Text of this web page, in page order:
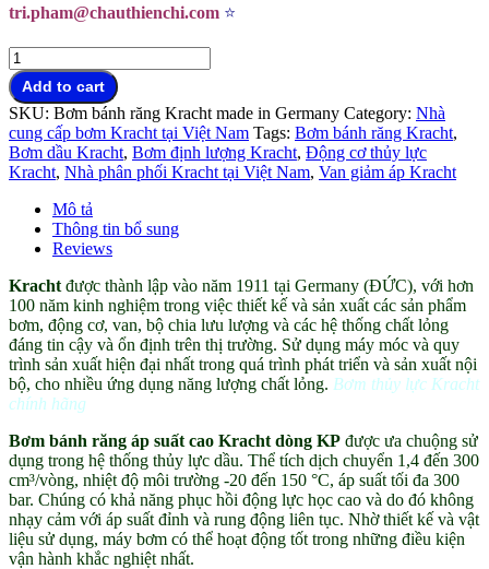
tri.pham@chauthienchi.com ⭐
Bơm
thủy
lực
Kracht
chính
hãng
Germany
Việt
Nam
Add to cart
SKU: Bơm bánh răng Kracht made in Germany Category: Nhà
cung cấp bơm Kracht tại Việt Nam Tags: Bơm bánh răng Kracht,
Bơm dầu Kracht, Bơm định lượng Kracht, Động cơ thủy lực
Kracht, Nhà phân phối Kracht tại Việt Nam, Van giảm áp Kracht
Mô tả
Thông tin bổ sung
Reviews
Kracht được thành lập vào năm 1911 tại Germany (ĐỨC), với hơn
100 năm kinh nghiệm trong việc thiết kế và sản xuất các sản phẩm
bơm, động cơ, van, bộ chia lưu lượng và các hệ thống chất lỏng
đáng tin cậy và ổn định trên thị trường. Sử dụng máy móc và quy
trình sản xuất hiện đại nhất trong quá trình phát triển và sản xuất nội
bộ, cho nhiều ứng dụng năng lượng chất lỏng. Bơm thủy lực Kracht
chính hãng
Bơm bánh răng áp suất cao Kracht dòng KP được ưa chuộng sử
dụng trong hệ thống thủy lực dầu. Thể tích dịch chuyển 1,4 đến 300
cm³/vòng, nhiệt độ môi trường -20 đến 150 °C, áp suất tối đa 300
bar. Chúng có khả năng phục hồi động lực học cao và do đó không
nhạy cảm với áp suất đỉnh và rung động liên tục. Nhờ thiết kế và vật
liệu sử dụng, máy bơm có thể hoạt động tốt trong những điều kiện
vận hành khắc nghiệt nhất.